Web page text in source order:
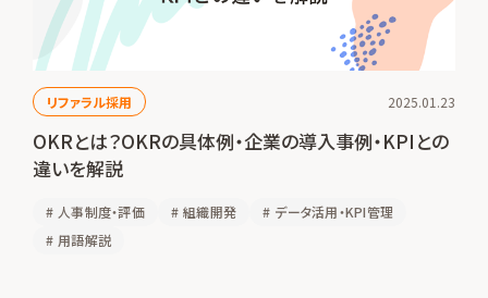
リファラル採用 2025.01.23
OKRとは？OKRの具体例・企業の導入事例・KPIとの
違いを解説
# 人事制度・評価 # 組織開発 # データ活用・KPI管理
# 用語解説